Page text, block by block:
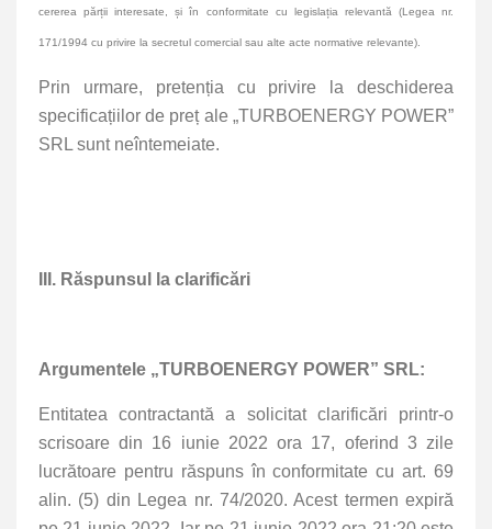
cererea părții interesate, și în conformitate cu legislația relevantă (Legea nr.
171/1994 cu privire la secretul comercial sau alte acte normative relevante).
Prin urmare, pretenția cu privire la deschiderea
specificațiilor de preț ale „TURBOENERGY POWER”
SRL sunt neîntemeiate.
III. Răspunsul la clarificări
Argumentele „TURBOENERGY POWER” SRL:
Entitatea contractantă a solicitat clarificări printr-o
scrisoare din 16 iunie 2022 ora 17, oferind 3 zile
lucrătoare pentru răspuns în conformitate cu art. 69
alin. (5) din Legea nr. 74/2020. Acest termen expiră